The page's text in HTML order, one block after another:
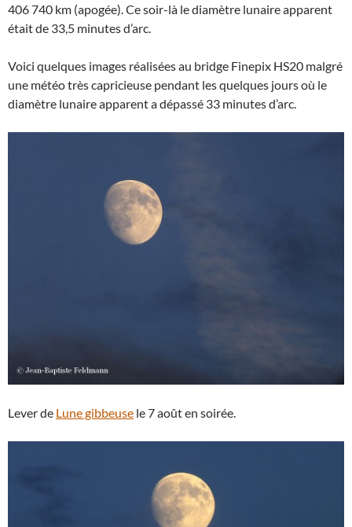
406 740 km (apogée). Ce soir-là le diamètre lunaire apparent
était de 33,5 minutes d’arc.
Voici quelques images réalisées au bridge Finepix HS20 malgré
une météo très capricieuse pendant les quelques jours où le
diamètre lunaire apparent a dépassé 33 minutes d’arc.
Lever de Lune gibbeuse le 7 août en soirée.